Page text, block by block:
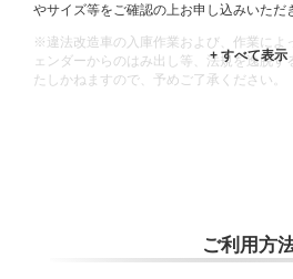
やサイズ等をご確認の上お申し込みいただ
※違法改造車の入庫作業および、作業によ
ェンダーからのはみ出し等、法規を逸脱
たしかねますので、予めご了承ください。
ご利用方